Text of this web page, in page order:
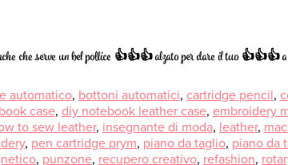
che serve un bel pollice 👍👍👍 alzato per dare il tuo 👍👍👍
automatico, bottoni automatici, cartridge pencil,
case, diy notebook leather case, embroidery
to sew leather, insegnante di moda, leather,
, pen cartridge prym, piano da taglio, piano da
, punzone, recupero creativo, refashion,